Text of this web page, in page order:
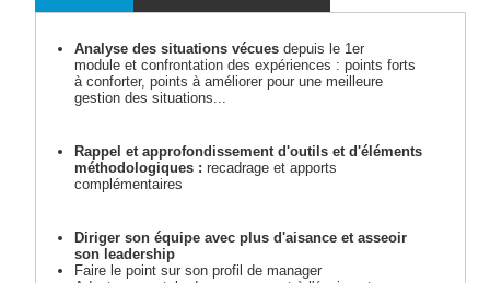
Analyse des situations vécuesdepuis le 1er
module et confrontation des expériences : points forts
à conforter, points à améliorer pour une meilleure
gestion des situations...
Rappel et approfondissement d'outils et d'éléments
méthodologiques :recadrage et apports
complémentaires
Diriger son équipe avec plus d'aisance et asseoir
son leadership
Faire le point sur son profil de manager